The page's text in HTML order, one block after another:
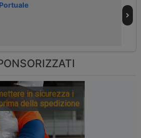
in sicurezza i
della spedizione